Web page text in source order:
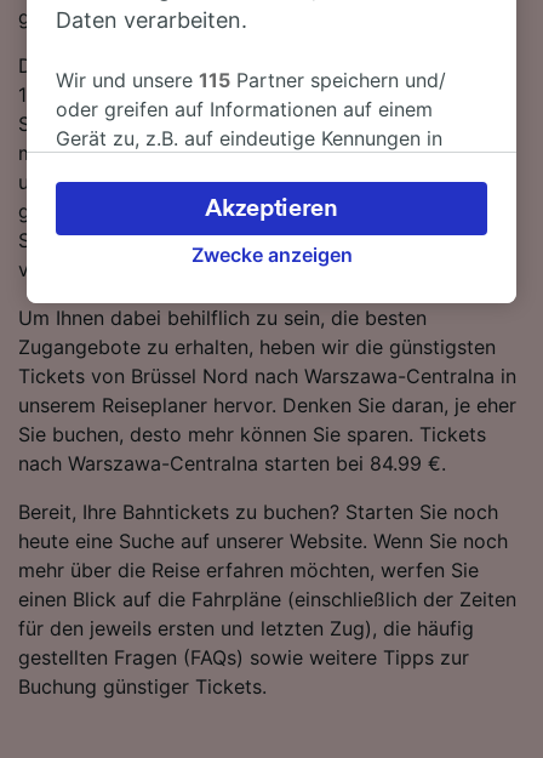
genau richtig!
Die Fahrtzeit beträgt mit der schnellsten Verbindung
13 Stunden 28 Minuten. Auf der 1158 km langen
Strecke fahren für gewöhnlich 15 Züge am Tag. Sie
müssen auf Ihrer Fahrt nach Warszawa-Centralna 2
umsteigen. Züge auf dieser Strecke werden für
gewöhnlich von DB oder IC betrieben. An Bord finden
Sie standardmäßig moderne, komfortable Sitze und
viel Platz für Gepäck.
Um Ihnen dabei behilflich zu sein, die besten
Zugangebote zu erhalten, heben wir die günstigsten
Tickets von Brüssel Nord nach Warszawa-Centralna in
unserem Reiseplaner hervor. Denken Sie daran, je eher
Sie buchen, desto mehr können Sie sparen. Tickets
nach Warszawa-Centralna starten bei 84.99 €.
Bereit, Ihre Bahntickets zu buchen? Starten Sie noch
heute eine Suche auf unserer Website. Wenn Sie noch
mehr über die Reise erfahren möchten, werfen Sie
einen Blick auf die Fahrpläne (einschließlich der Zeiten
für den jeweils ersten und letzten Zug), die häufig
gestellten Fragen (FAQs) sowie weitere Tipps zur
Buchung günstiger Tickets.
Daten verarbeiten.
Wir und unsere115 Partner speichern und/
oder greifen auf Informationen auf einem
Gerät zu, z.B. auf eindeutige Kennungen in
verarbeiten. Sie können Ihre Präferenzen
akzeptieren oder verwalten, einschließlich
Ihres Widerspruchsrechts bei berechtigtem
besuchen Sie jederzeit die Seite der
Datenschutzrichtlinie. Diese Präferenzen
werden unseren Partnern signalisiert und
haben keinen Einfluss auf Surfdaten. Ihre
Daten werden nicht für Tracking-Zwecke
verwendet, wenn Sie uns gebeten haben, Ihr
Wir und unsere Partner verarbeiten Daten, um
Folgendes bereitzustellen:
Verwendung genauer Standortdaten.
Endgeräteeigenschaften zur Identifikation
aktiv abfragen. Speichern von oder Zugriff auf
Informationen auf einem Endgerät.
Personalisierte Werbung und Inhalte, Messung
Zwecke anzeigen
Akzeptieren